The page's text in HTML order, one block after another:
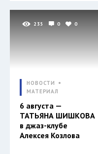
235 0 0
НОВОСТИ
МАТЕРИАЛ
6 августа —
ТАТЬЯНА ШИШКОВА
в джаз-клубе
Алексея Козлова